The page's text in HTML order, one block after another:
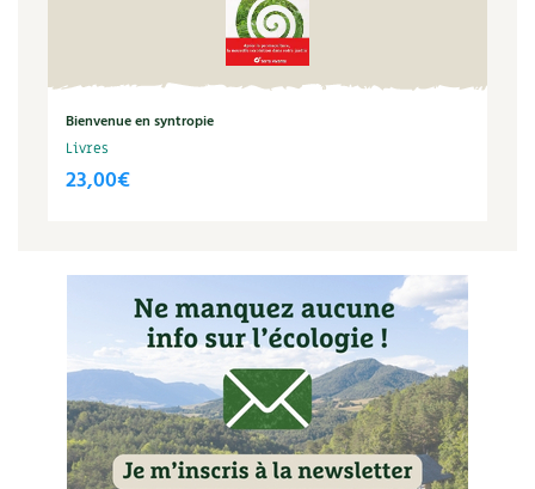
Bienvenue en syntropie
Livres
23,00€